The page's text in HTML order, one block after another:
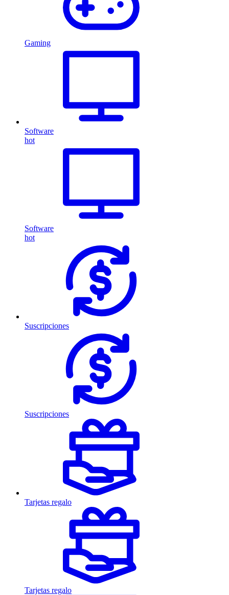
Gaming
Software
hot
Software
hot
Suscripciones
Suscripciones
Tarjetas regalo
Tarjetas regalo